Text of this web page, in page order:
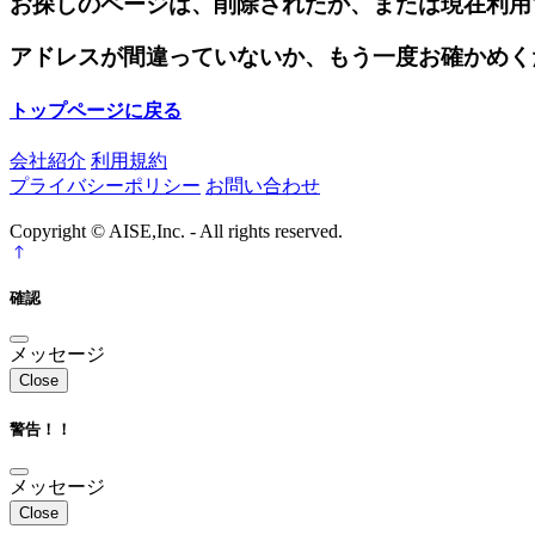
アドレスが間違っていないか、もう一度お確かめ
トップページに戻る
会社紹介 利用規約
プライバシーポリシー お問い合わせ
Copyright © AISE,Inc. - All rights reserved.
確認
メッセージ
Close
警告！！
メッセージ
Close